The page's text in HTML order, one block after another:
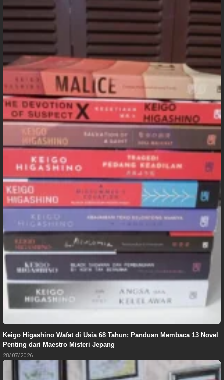
Keigo Higashino Wafat di Usia 68 Tahun: Panduan Membaca 13 Novel
Penting dari Maestro Misteri Jepang
28/07/2026